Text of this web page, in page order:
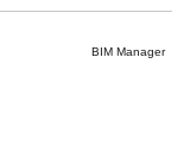
BIM Manager